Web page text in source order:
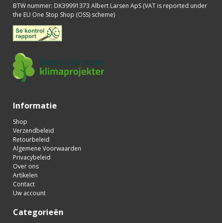
BTW nummer: DK39991373 Albert Larsen ApS (VAT is reported under
the EU One Stop Shop (OSS) scheme)
Informatie
Shop
Verzendbeleid
Retourbeleid
Algemene Voorwaarden
Privacybeleid
Over ons
Artikelen
Contact
Uw account
Categorieën